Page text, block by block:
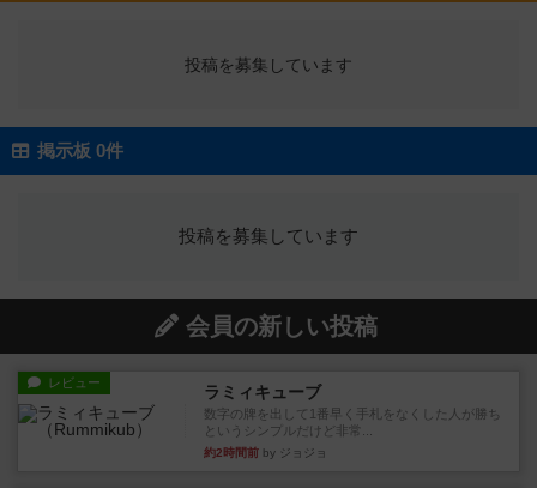
投稿を募集しています
掲示板 0件
投稿を募集しています
会員の新しい投稿
レビュー ラミィキューブ
数字の牌を出して1番早く手札をなくした人が勝ち
というシンプルだけど非常...
約2時間前 by ジョジョ